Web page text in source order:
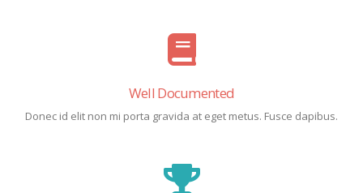
Well Documented
Donec id elit non mi porta gravida at eget metus. Fusce dapibus.